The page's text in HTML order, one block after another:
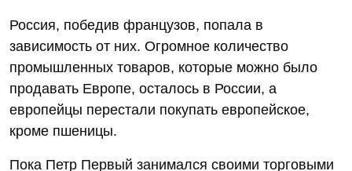
Россия, победив французов, попала в
зависимость от них. Огромное количество
промышленных товаров, которые можно было
продавать Европе, осталось в России, а
европейцы перестали покупать европейское,
кроме пшеницы.
Пока Петр Первый занимался своими торговыми